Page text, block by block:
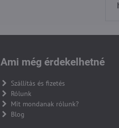
Ami még érdekelhetné
Szállítás és fizetés
Rólunk
Mit mondanak rólunk?
Blog